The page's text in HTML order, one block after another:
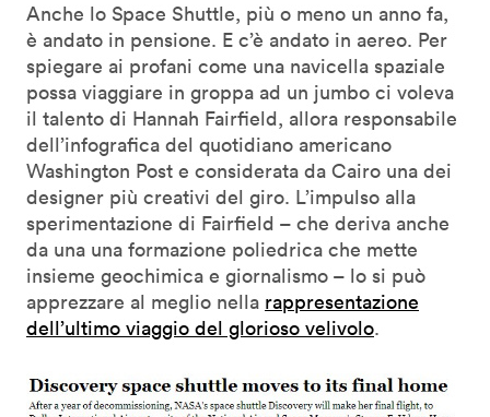
Anche lo Space Shuttle, più o meno un anno fa,
è andato in pensione. E c’è andato in aereo. Per
spiegare ai profani come una navicella spaziale
possa viaggiare in groppa ad un jumbo ci voleva
il talento di Hannah Fairfield, allora responsabile
dell’infografica del quotidiano americano
Washington Post e considerata da Cairo una dei
designer più creativi del giro. L’impulso alla
sperimentazione di Fairfield – che deriva anche
da una una formazione poliedrica che mette
insieme geochimica e giornalismo – lo si può
apprezzare al meglio nella rappresentazione
dell’ultimo viaggio del glorioso velivolo.